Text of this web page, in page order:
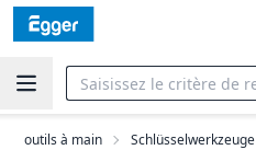
outils à main Schlüsselwerkzeuge